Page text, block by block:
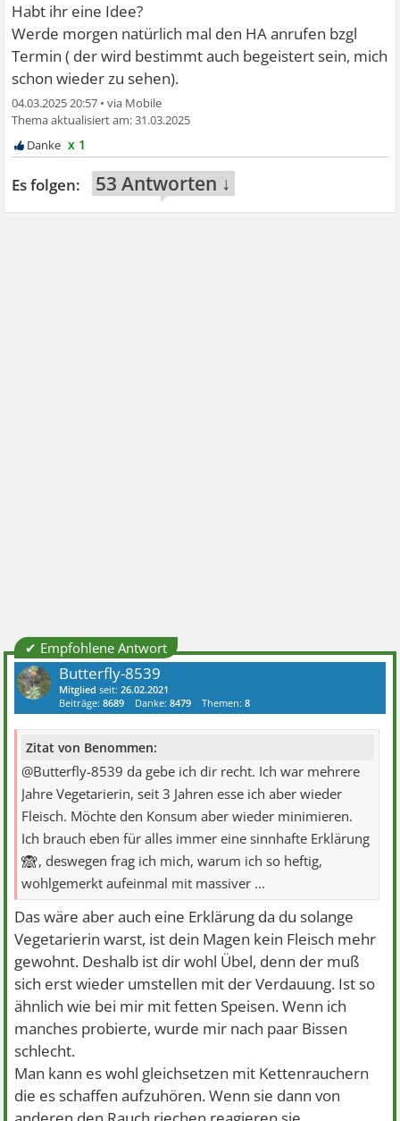
Habt ihr eine Idee?
Werde morgen natürlich mal den HA anrufen bzgl
Termin ( der wird bestimmt auch begeistert sein, mich
schon wieder zu sehen).
04.03.2025 20:57 •
31.03.2025
x 1
53 Antworten ↓
✔ Empfohlene Antwort
Butterfly-8539
Mitglied seit:26.02.2021
Beiträge:8689 Danke:8479 Themen:8
Zitat von Benommen:
@Butterfly-8539 da gebe ich dir recht. Ich war mehrere
Jahre Vegetarierin, seit 3 Jahren esse ich aber wieder
Fleisch. Möchte den Konsum aber wieder minimieren.
Ich brauch eben für alles immer eine sinnhafte Erklärung
🙈, deswegen frag ich mich, warum ich so heftig,
wohlgemerkt aufeinmal mit massiver ...
Das wäre aber auch eine Erklärung da du solange
Vegetarierin warst, ist dein Magen kein Fleisch mehr
gewohnt. Deshalb ist dir wohl Übel, denn der muß
sich erst wieder umstellen mit der Verdauung. Ist so
ähnlich wie bei mir mit fetten Speisen. Wenn ich
manches probierte, wurde mir nach paar Bissen
schlecht.
Man kann es wohl gleichsetzen mit Kettenrauchern
die es schaffen aufzuhören. Wenn sie dann von